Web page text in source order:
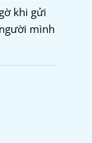
khi gửi
mình